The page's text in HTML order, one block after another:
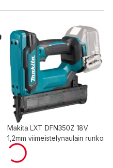
Makita LXT DFN350Z 18V
1,2mm viimeistelynaulain runko